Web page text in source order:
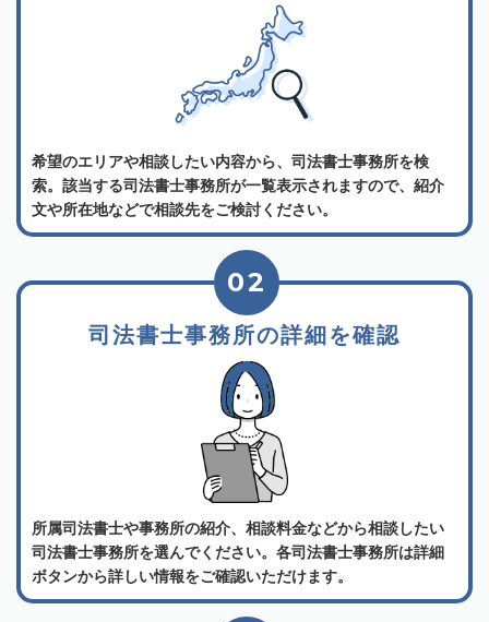
希望のエリアや相談したい内容から、司法書士事務所を検
索。該当する司法書士事務所が一覧表示されますので、紹介
文や所在地などで相談先をご検討ください。
司法書士事務所の詳細を確認
02
所属司法書士や事務所の紹介、相談料金などから相談したい
司法書士事務所を選んでください。各司法書士事務所は詳細
ボタンから詳しい情報をご確認いただけます。